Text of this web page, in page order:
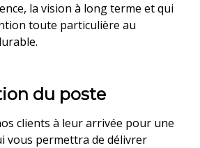
la vision à long terme et qui
toute particulière au
du poste
clients à leur arrivée pour une
vous permettra de délivrer